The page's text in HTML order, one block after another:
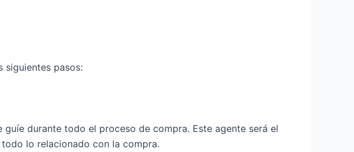
siguientes pasos:
durante todo el proceso de compra. Este agente será el
lo relacionado con la compra.